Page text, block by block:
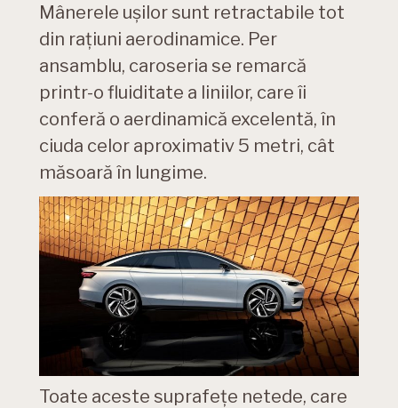
Mânerele ușilor sunt retractabile tot
din rațiuni aerodinamice. Per
ansamblu, caroseria se remarcă
printr-o fluiditate a liniilor, care îi
conferă o aerdinamică excelentă, în
ciuda celor aproximativ 5 metri, cât
măsoară în lungime.
Toate aceste suprafețe netede, care